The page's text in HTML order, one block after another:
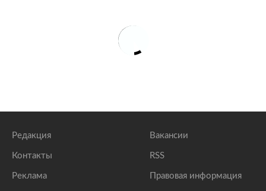
Редакция
Контакты
Реклама
Вакансии
RSS
Правовая информация